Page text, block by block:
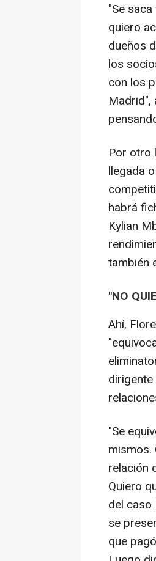
"Se
quiero
dueños
los
con los
Madrid",
Por otro
llegada
habrá
Kylian
también
"NO
Ahí,
"Se
mismos.
relación
Quiero
del caso
se
que